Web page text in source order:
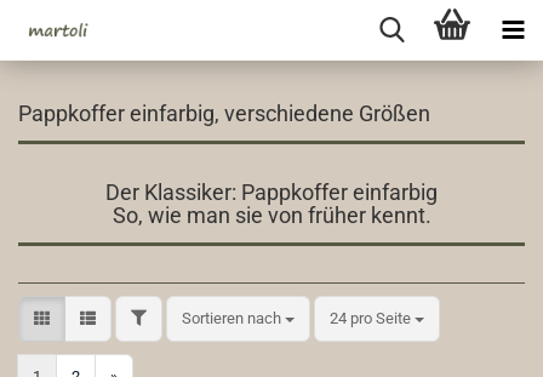
Pappkoffer einfarbig, verschiedene Größen
Der Klassiker: Pappkoffer einfarbig
So, wie man sie von früher kennt.
FILTERSortieren nach
Sortieren nach 24 pro Seite
pro Seite